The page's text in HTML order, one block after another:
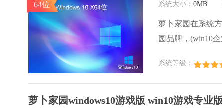
64位 系统大小： 0MB
萝卜家园在系统
园品牌，(win10
激活工具 ghost
用户群体，萝卜
心，是由萝卜家
系统等级：
萝卜家园windows10游戏版 win10游戏专业